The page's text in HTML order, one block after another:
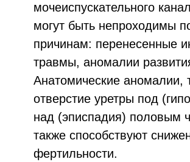
мочеиспускательного
могут быть непроходимы
причинам: перенесенные
травмы, аномалии
Анатомические аномалии,
отверстие уретры под
над (эписпадия) половым
также способствуют
фертильности.